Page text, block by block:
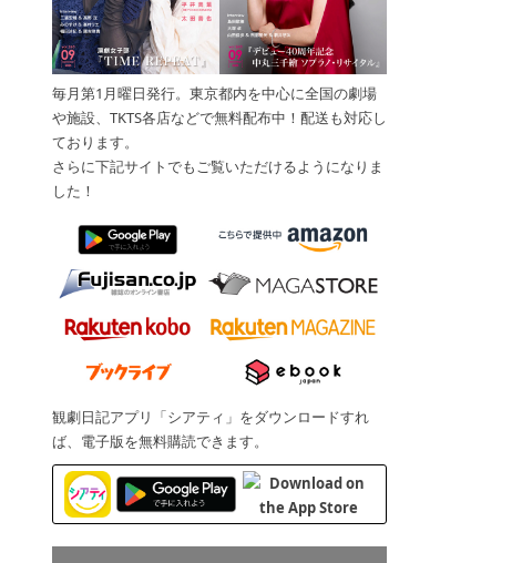
毎月第1月曜日発行。東京都内を中心に全国の劇場
や施設、TKTS各店などで無料配布中！配送も対応し
ております。
さらに下記サイトでもご覧いただけるようになりま
した！
観劇日記アプリ「シアティ」をダウンロードすれ
ば、電子版を無料購読できます。